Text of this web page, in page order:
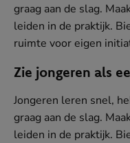
graag aan de slag.
leiden in de praktijk.
ruimte voor eigen
Zie jongeren als
Jongeren leren snel,
graag aan de slag.
leiden in de praktijk.